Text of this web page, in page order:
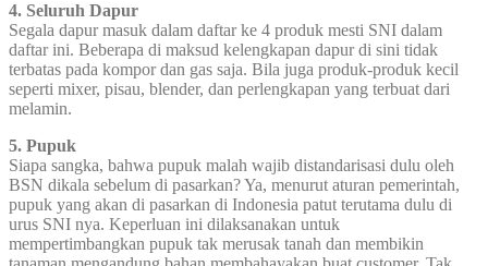
4. Seluruh Dapur
Segala dapur masuk dalam daftar ke 4 produk mesti SNI dalam
daftar ini. Beberapa di maksud kelengkapan dapur di sini tidak
terbatas pada kompor dan gas saja. Bila juga produk-produk kecil
seperti mixer, pisau, blender, dan perlengkapan yang terbuat dari
melamin.
5. Pupuk
Siapa sangka, bahwa pupuk malah wajib distandarisasi dulu oleh
BSN dikala sebelum di pasarkan? Ya, menurut aturan pemerintah,
pupuk yang akan di pasarkan di Indonesia patut terutama dulu di
urus SNI nya. Keperluan ini dilaksanakan untuk
mempertimbangkan pupuk tak merusak tanah dan membikin